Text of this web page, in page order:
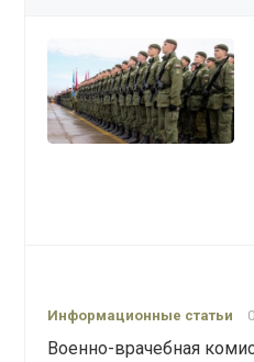
Информационные статьи
Военно-врачебная